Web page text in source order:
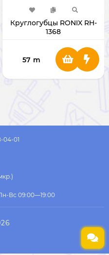
Круглогубцы RONIX RH-
1368
57 m
04-01
Вс 09:00—19:00